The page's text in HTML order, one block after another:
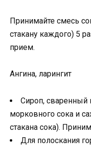
Принимайте смесь
стакану каждого) 5
прием.
Ангина, ларингит
Сироп, сваренный
морковного сока и
стакана сока).
Для полоскания